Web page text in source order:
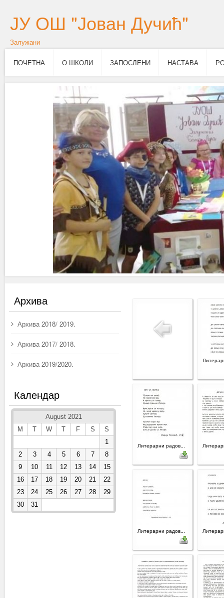
ЈУ ОШ "Јован Дучић"
Залужани
ПОЧЕТНА О ШКОЛИ ЗАПОСЛЕНИ НАСТАВА
Архива
Архива 2018/ 2019.
Архива 2017/ 2018.
Архива 2019/2020.
Календар
August 2021
M
T W T F S
S
1
2
3 4 5 6 7
8
9
10 11 12 13 14
15
16
17 18 19 20 21
22
23
24 25 26 27 28
29
30
31
Литерарни радов...
Литерарни радов...